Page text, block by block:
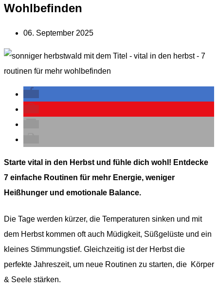
Wohlbefinden
06. September 2025
Starte vital in den Herbst und fühle dich wohl! Entdecke
7 einfache Routinen für mehr Energie, weniger
Heißhunger und emotionale Balance.
Die Tage werden kürzer, die Temperaturen sinken und mit
dem Herbst kommen oft auch Müdigkeit, Süßgelüste und ein
kleines Stimmungstief. Gleichzeitig ist der Herbst die
perfekte Jahreszeit, um neue Routinen zu starten, die Körper
& Seele stärken.